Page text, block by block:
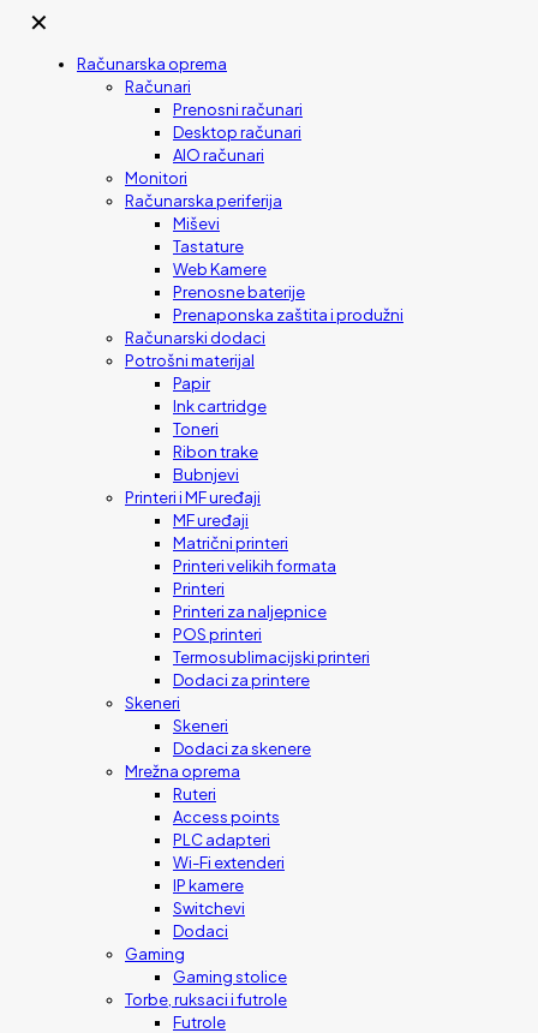
✕
Računarska oprema
Računari
Prenosni računari
Desktop računari
AIO računari
Monitori
Računarska periferija
Miševi
Tastature
Web Kamere
Prenosne baterije
Prenaponska zaštita i produžni
Računarski dodaci
Potrošni materijal
Papir
Ink cartridge
Toneri
Ribon trake
Bubnjevi
Printeri i MF uređaji
MF uređaji
Matrični printeri
Printeri velikih formata
Printeri
Printeri za naljepnice
POS printeri
Termosublimacijski printeri
Dodaci za printere
Skeneri
Skeneri
Dodaci za skenere
Mrežna oprema
Ruteri
Access points
PLC adapteri
Wi-Fi extenderi
IP kamere
Switchevi
Dodaci
Gaming
Gaming stolice
Torbe, ruksaci i futrole
Futrole